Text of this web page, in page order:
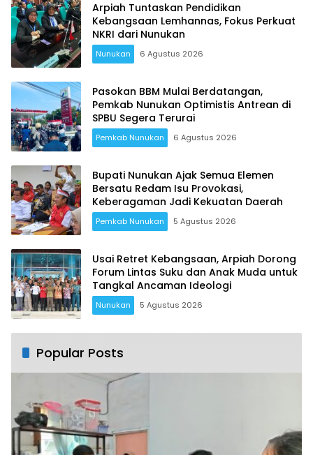
Arpiah Tuntaskan Pendidikan
Kebangsaan Lemhannas, Fokus Perkuat
NKRI dari Nunukan
Nunukan 6 Agustus 2026
Pasokan BBM Mulai Berdatangan,
Pemkab Nunukan Optimistis Antrean di
SPBU Segera Terurai
Pemkab Nunukan 6 Agustus 2026
Bupati Nunukan Ajak Semua Elemen
Bersatu Redam Isu Provokasi,
Keberagaman Jadi Kekuatan Daerah
Pemkab Nunukan 5 Agustus 2026
Usai Retret Kebangsaan, Arpiah Dorong
Forum Lintas Suku dan Anak Muda untuk
Tangkal Ancaman Ideologi
Nunukan 5 Agustus 2026
Popular Posts